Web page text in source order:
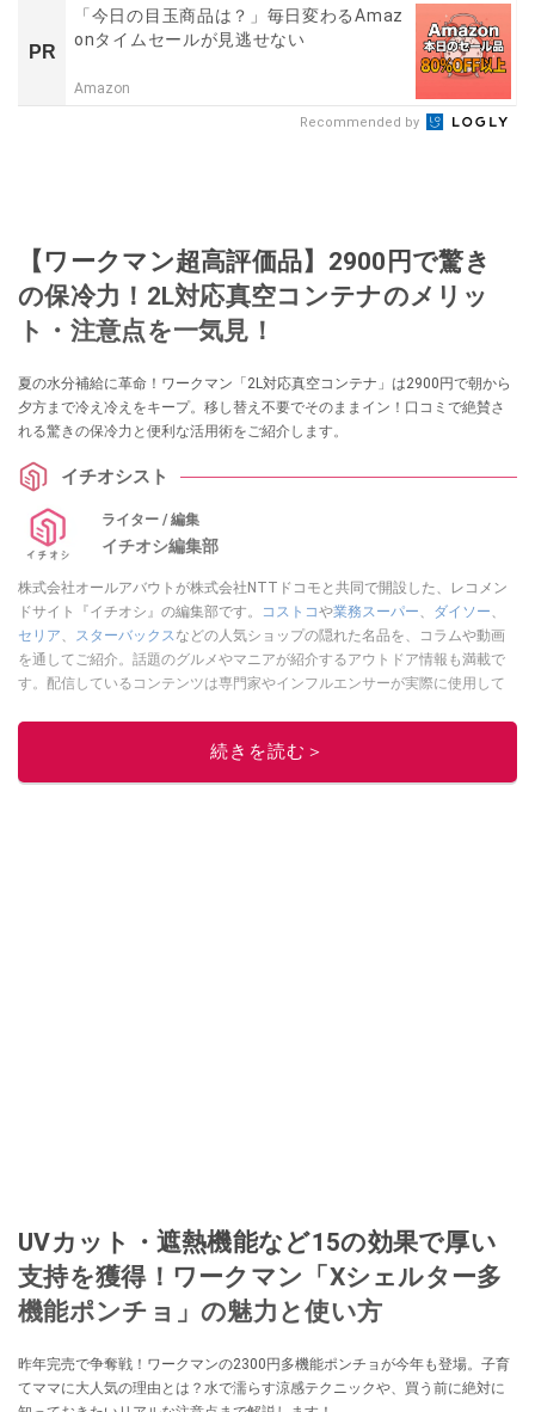
PR
「今日の目玉商品は？」毎日変わるAmaz
onタイムセールが見逃せない
Amazon
Recommended by
【ワークマン超高評価品】2900円で驚き
の保冷力！2L対応真空コンテナのメリッ
ト・注意点を一気見！
夏の水分補給に革命！ワークマン「2L対応真空コンテナ」は2900円で朝から
夕方まで冷え冷えをキープ。移し替え不要でそのままイン！口コミで絶賛さ
れる驚きの保冷力と便利な活用術をご紹介します。
イチオシスト
ライター / 編集
イチオシ編集部
株式会社オールアバウトが株式会社NTTドコモと共同で開設した、レコメン
ドサイト『イチオシ』の編集部です。
コストコや業務スーパー、 ダイソー、
セリア、 スターバックスなどの人気ショップの隠れた名品を、コラムや動画
を通してご紹介。話題のグルメやマニアが紹介するアウトドア情報も満載で
す。配信しているコンテンツは専門家やインフルエンサーが実際に使用して
ニュースでフォロー
続きを読む＞
UVカット・遮熱機能など15の効果で厚い
支持を獲得！ワークマン「Xシェルター多
機能ポンチョ」の魅力と使い方
昨年完売で争奪戦！ワークマンの2300円多機能ポンチョが今年も登場。子育
てママに大人気の理由とは？水で濡らす涼感テクニックや、買う前に絶対に